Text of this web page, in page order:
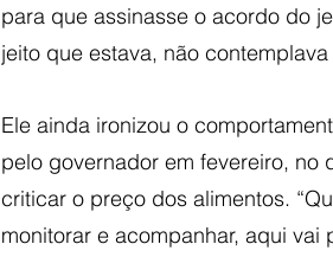
para que assinasse o acordo do
jeito que estava, não
Ele ainda ironizou o
pelo governador em fevereiro,
criticar o preço dos alimentos.
monitorar e acompanhar, aqui